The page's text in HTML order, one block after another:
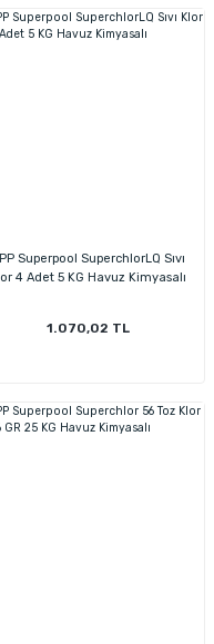
Superpool SuperchlorLQ Sıvı
4 Adet 5 KG Havuz Kimyasalı
1.070,02 TL